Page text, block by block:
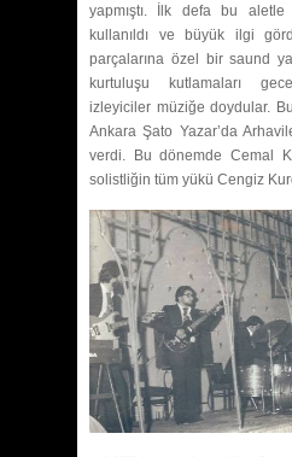
yapmıştı. İlk defa bu
kullanıldı ve büyük ilgi
parçalarına özel bir saund
kurtuluşu kutlamaları
izleyiciler müziğe doydular.
Ankara Şato Yazar’da
verdi. Bu dönemde Cemal
solistliğin tüm yükü Cengiz